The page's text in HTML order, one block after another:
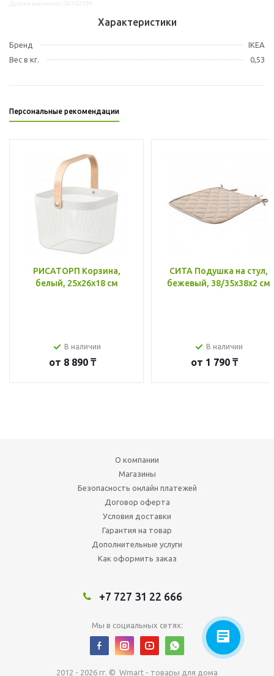
Характеристики
Бренд
IKEA
Вес в кг.
0,53
Персональные рекомендации
РИСАТОРП Корзина,
белый, 25x26x18 см
В наличии
от 8 890 ₸
СИТА Подушка на стул,
бежевый, 38/35x38x2 см
В наличии
от 1 790 ₸
О компании
Магазины
Безопасность онлайн платежей
Договор оферта
Условия доставки
Гарантия на товар
Дополнительные услуги
Как оформить заказ
+7 727 31 22 666
Мы в социальных сетях:
2012 - 2026 гг. © Wmart - товары для дома